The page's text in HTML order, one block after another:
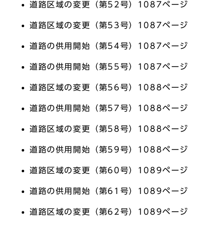
道路区域の変更（第52号）1087ページ
道路区域の変更（第53号）1087ページ
道路の供用開始（第54号）1087ページ
道路の供用開始（第55号）1087ページ
道路区域の変更（第56号）1088ページ
道路の供用開始（第57号）1088ページ
道路区域の変更（第58号）1088ページ
道路の供用開始（第59号）1088ページ
道路区域の変更（第60号）1089ページ
道路の供用開始（第61号）1089ページ
道路区域の変更（第62号）1089ページ